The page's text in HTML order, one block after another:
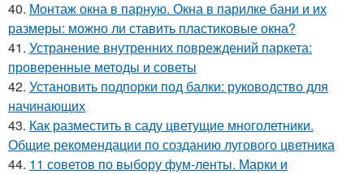
40. Монтаж окна в парную. Окна в парилке бани и их
размеры: можно ли ставить пластиковые окна?
41. Устранение внутренних повреждений паркета:
проверенные методы и советы
42. Установить подпорки под балки: руководство для
начинающих
43. Как разместить в саду цветущие многолетники.
Общие рекомендации по созданию лугового цветника
44. 11 советов по выбору фум-ленты. Марки и